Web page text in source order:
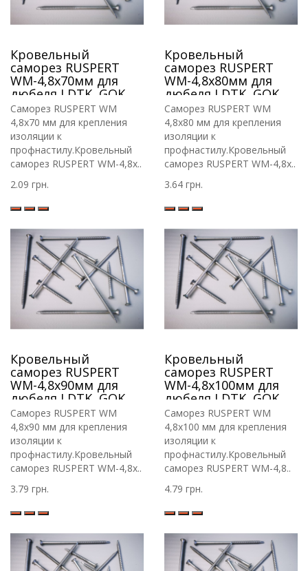
Кровельный
саморез RUSPERT
WM-4,8х70мм для
дюбеля LDTK, GOK,
RIF.
Саморез RUSPERT WM
4,8х70 мм для крепления
изоляции к
профнастилу.Кровельный
саморез RUSPERT WM-4,8х..
2.09 грн.
Кровельный
саморез RUSPERT
WM-4,8х80мм для
дюбеля LDTK, GOK,
RIF.
Саморез RUSPERT WM
4,8х80 мм для крепления
изоляции к
профнастилу.Кровельный
саморез RUSPERT WM-4,8х..
3.64 грн.
Кровельный
саморез RUSPERT
WM-4,8х90мм для
дюбеля LDTK, GOK,
RIF.
Саморез RUSPERT WM
4,8х90 мм для крепления
изоляции к
профнастилу.Кровельный
саморез RUSPERT WM-4,8х..
3.79 грн.
Кровельный
саморез RUSPERT
WM-4,8х100мм для
дюбеля LDTK, GOK,
RIF.
Саморез RUSPERT WM
4,8х100 мм для крепления
изоляции к
профнастилу.Кровельный
саморез RUSPERT WM-4,8..
4.79 грн.